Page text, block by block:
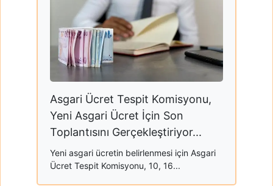
Asgari Ücret Tespit Komisyonu,
Yeni Asgari Ücret İçin Son
Toplantısını Gerçekleştiriyor...
Yeni asgari ücretin belirlenmesi için Asgari
Ücret Tespit Komisyonu, 10, 16...